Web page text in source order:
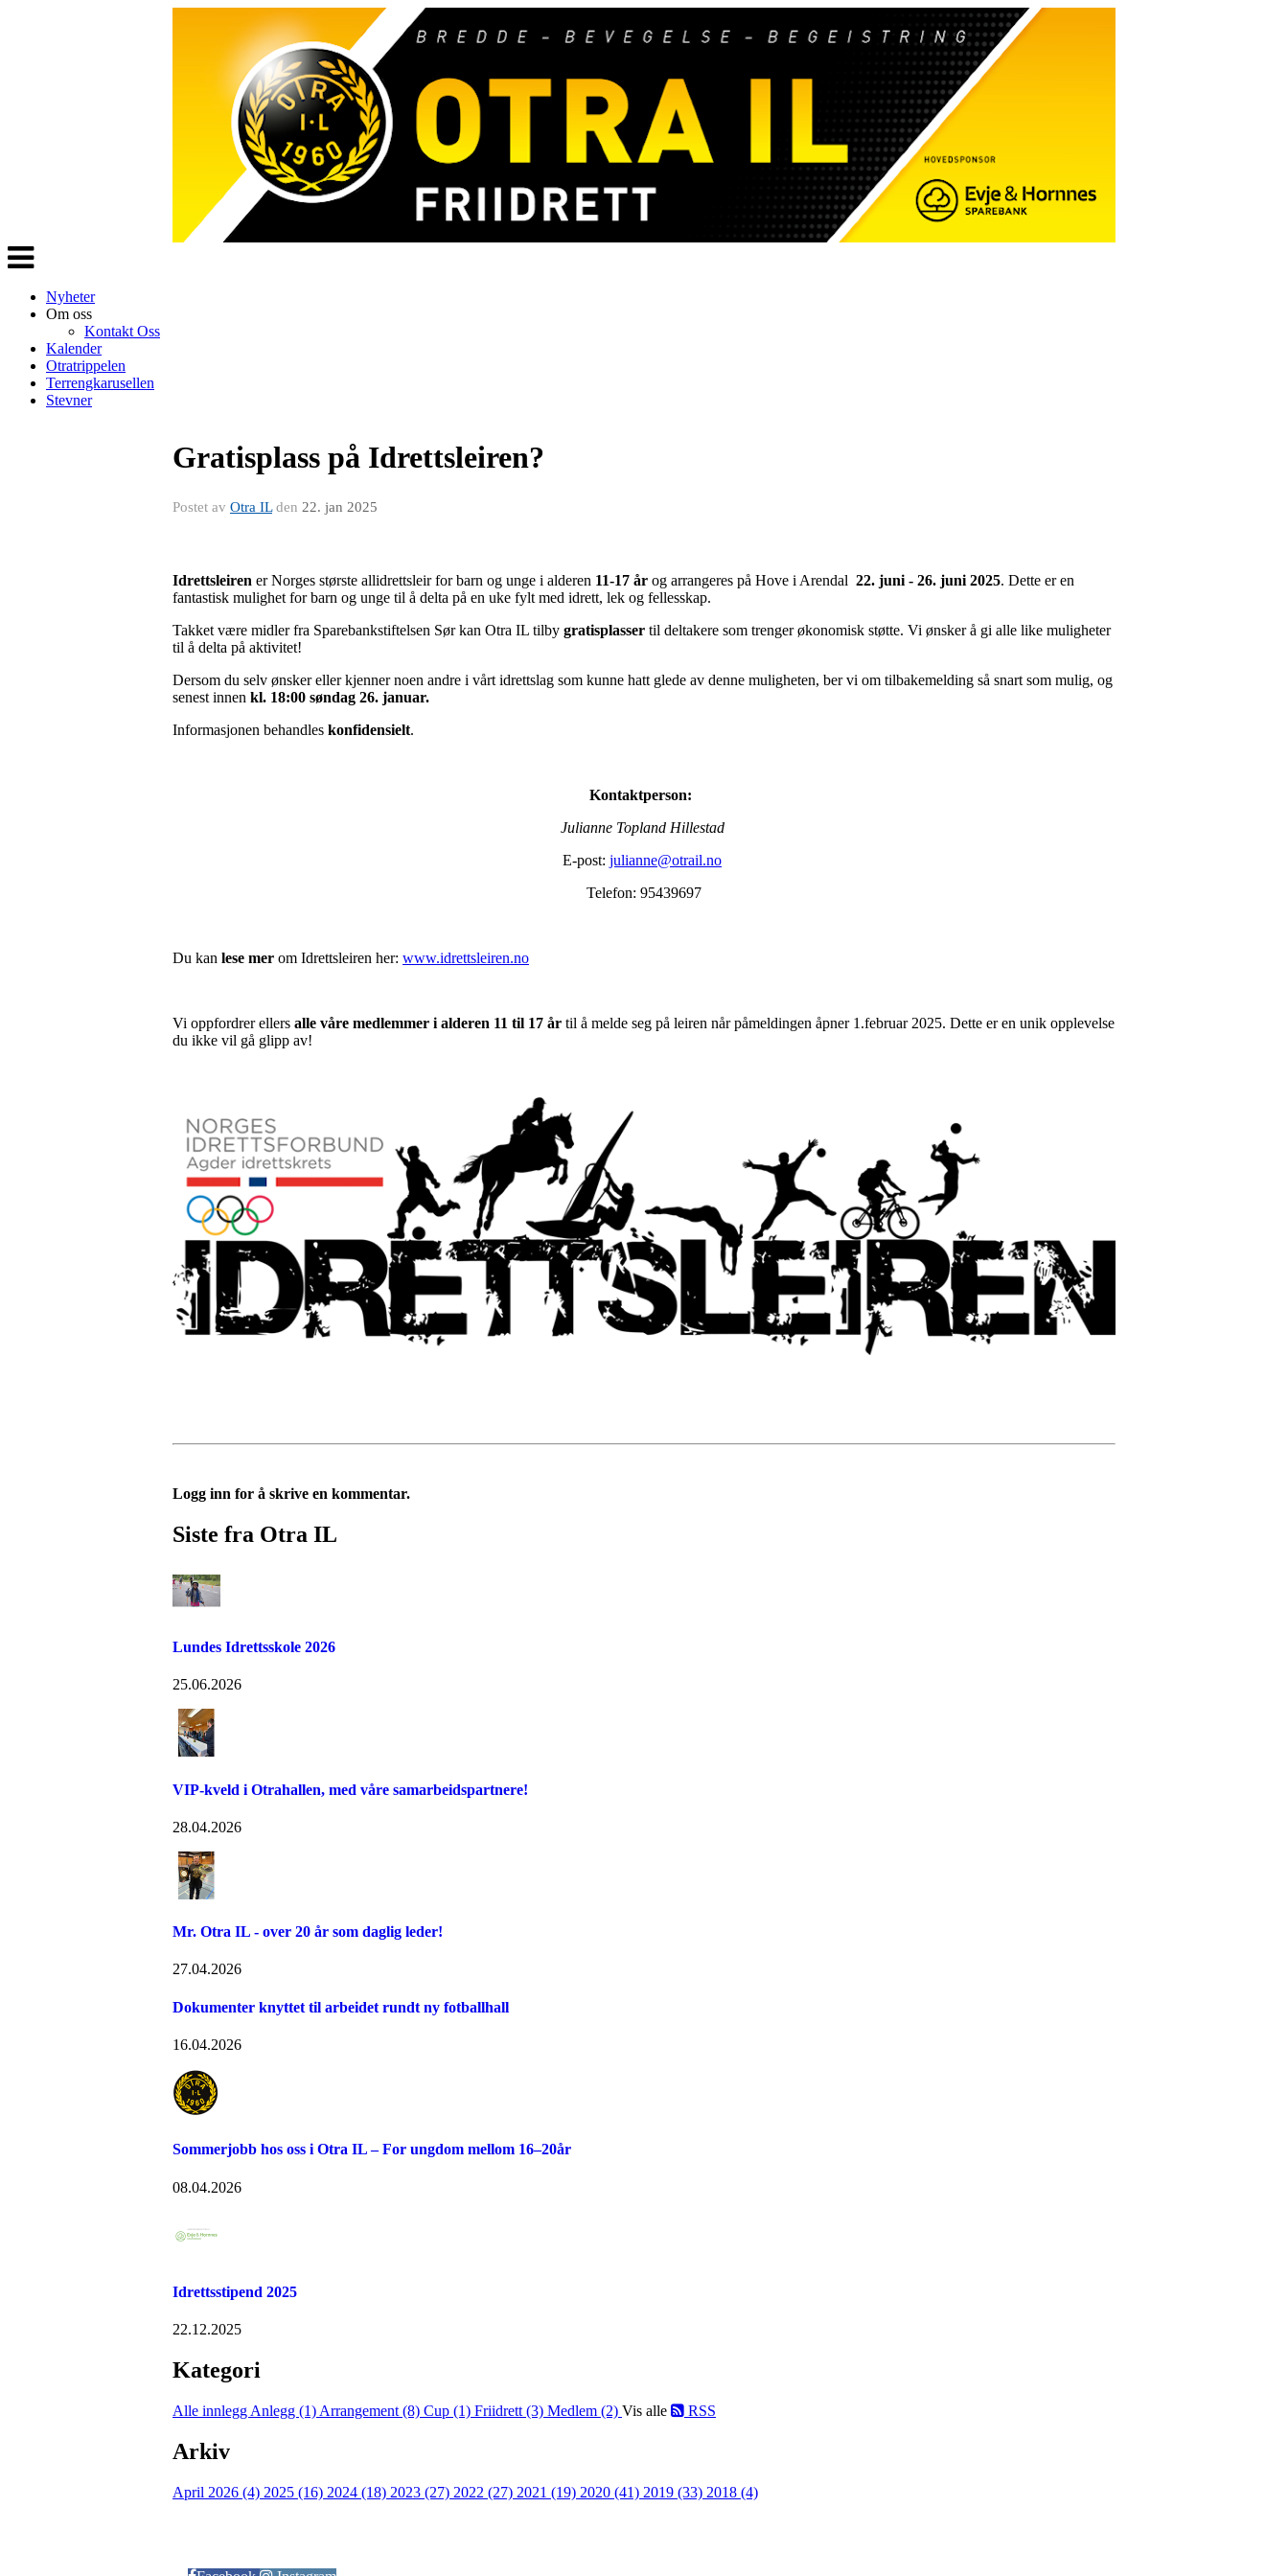
Veksle
navigasjon
Nyheter
Om oss
Kontakt Oss
Kalender
Otratrippelen
Terrengkarusellen
Stevner
Gratisplass på Idrettsleiren?
Postet av Otra ILden 22. jan 2025
Idrettsleiren er Norges største allidrettsleir for barn og unge i alderen 11-17 år og arrangeres på Hove i Arendal 22. juni - 26. juni 2025. Dette er en
fantastisk mulighet for barn og unge til å delta på en uke fylt med idrett, lek og fellesskap.
Takket være midler fra Sparebankstiftelsen Sør kan Otra IL tilby gratisplasser til deltakere som trenger økonomisk støtte. Vi ønsker å gi alle like muligheter
til å delta på aktivitet!
Dersom du selv ønsker eller kjenner noen andre i vårt idrettslag som kunne hatt glede av denne muligheten, ber vi om tilbakemelding så snart som mulig, og
senest innen kl. 18:00 søndag 26. januar.
Informasjonen behandles konfidensielt.
Kontaktperson:
Julianne Topland Hillestad
E-post: julianne@otrail.no
Telefon: 95439697
Du kan lese mer om Idrettsleiren her: www.idrettsleiren.no
Vi oppfordrer ellers alle våre medlemmer i alderen 11 til 17 år til å melde seg på leiren når påmeldingen åpner 1.februar 2025. Dette er en unik opplevelse
du ikke vil gå glipp av!
Logg inn for å skrive en kommentar.
Siste fra Otra IL
Lundes Idrettsskole 2026
25.06.2026
VIP-kveld i Otrahallen, med våre samarbeidspartnere!
28.04.2026
Mr. Otra IL - over 20 år som daglig leder!
27.04.2026
Dokumenter knyttet til arbeidet rundt ny fotballhall
16.04.2026
Sommerjobb hos oss i Otra IL – For ungdom mellom 16–20år
08.04.2026
Idrettsstipend 2025
22.12.2025
Kategori
Alle innlegg Anlegg (1) Arrangement (8) Cup (1) Friidrett (3) Medlem (2) Vis alle RSS
Arkiv
April 2026 (4) 2025 (16) 2024 (18) 2023 (27) 2022 (27) 2021 (19) 2020 (41) 2019 (33) 2018 (4)